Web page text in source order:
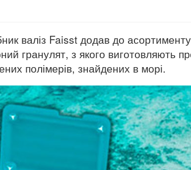
валіз Faisst додав до
гранулят, з якого виготовляють
полімерів, знайдених в морі.